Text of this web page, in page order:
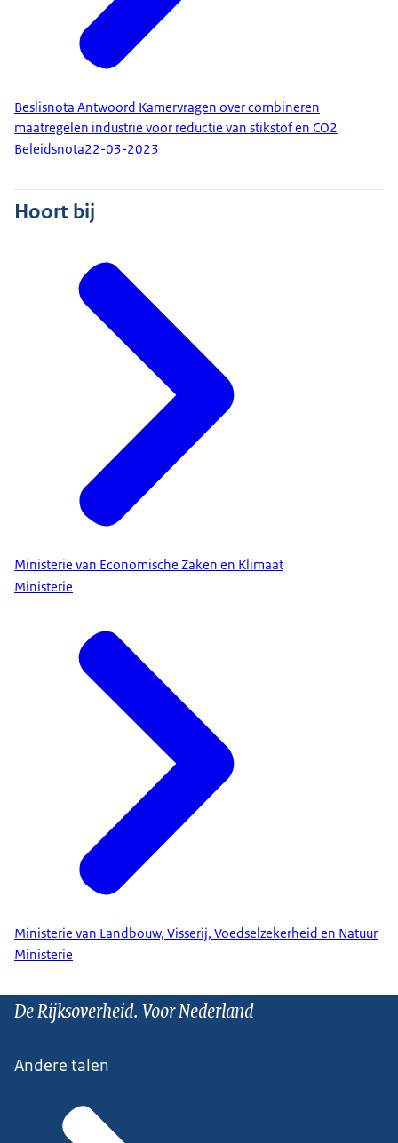
Beslisnota Antwoord Kamervragen over combineren
maatregelen industrie voor reductie van stikstof en CO2
Beleidsnota22-03-2023
Hoort bij
Ministerie van Economische Zaken en Klimaat
Ministerie
Ministerie van Landbouw, Visserij, Voedselzekerheid en Natuur
Ministerie
De Rijksoverheid. Voor Nederland
Andere talen